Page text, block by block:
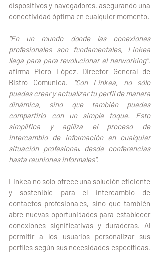
dispositivos y navegadores, asegurando una
conectividad óptima en cualquier momento.
"En un mundo donde las conexiones
profesionales son fundamentales, Linkea
llega para para revolucionar el nerworking",
afirma Piero López, Director General de
Bistro Comunica.
"Con Linkea, no sólo
puedes crear y actualizar tu perfil de manera
dinámica, sino que también puedes
compartirlo con un simple toque. Esto
simplifica y agiliza el proceso de
intercambio de información en cualquier
situación profesional, desde conferencias
hasta reuniones informales".
Linkea no solo ofrece una solución eficiente
y sostenible para el intercambio de
contactos profesionales, sino que también
abre nuevas oportunidades para establecer
conexiones significativas y duraderas. Al
permitir a los usuarios personalizar sus
perfiles según sus necesidades específicas,